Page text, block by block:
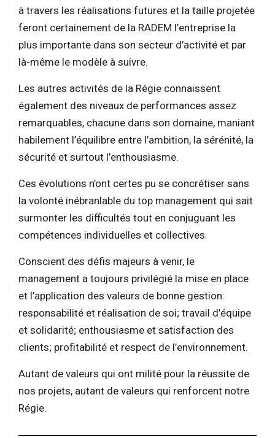
à travers les réalisations futures et la taille projetée
feront certainement de la RADEM l’entreprise la
plus importante dans son secteur d’activité et par
là-même le modèle à suivre.
Les autres activités de la Régie connaissent
également des niveaux de performances assez
remarquables, chacune dans son domaine, maniant
habilement l’équilibre entre l’ambition, la sérénité, la
sécurité et surtout l’enthousiasme.
Ces évolutions n’ont certes pu se concrétiser sans
la volonté inébranlable du top management qui sait
surmonter les difficultés tout en conjuguant les
compétences individuelles et collectives.
Conscient des défis majeurs à venir, le
management a toujours privilégié la mise en place
et l’application des valeurs de bonne gestion:
responsabilité et réalisation de soi; travail d’équipe
et solidarité; enthousiasme et satisfaction des
clients; profitabilité et respect de l’environnement.
Autant de valeurs qui ont milité pour la réussite de
nos projets, autant de valeurs qui renforcent notre
Régie.